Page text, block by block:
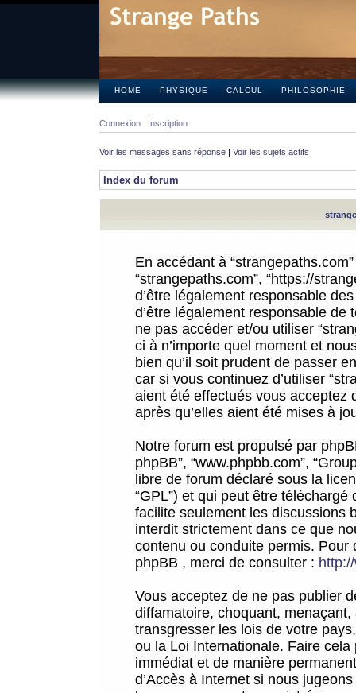
HOME PHYSIQUE CALCUL PHILOSOPHIE
Connexion Inscription
Voir les messages sans réponse | Voir les sujets actifs
Index du forum
En accédant à
“strangepaths.com”, “https://
d’être légalement responsable
d’être légalement responsable
ne pas accéder et/ou utiliser
ci à n’importe quel moment et
bien qu’il soit prudent de passer
car si vous continuez d’utiliser
aient été effectués vous acceptez
après qu’elles aient été mises à
Notre forum est propulsé par
phpBB”, “www.phpbb.com”,
libre de forum déclaré sous la
“GPL”) et qui peut être téléchargé
facilite seulement les discussions
interdit strictement dans ce que
contenu ou conduite permis.
phpBB , merci de consulter :
Vous acceptez de ne pas publier
diffamatoire, choquant,
transgresser les lois de votre
ou la Loi Internationale. Faire
immédiat et de manière
d’Accès à Internet si nous